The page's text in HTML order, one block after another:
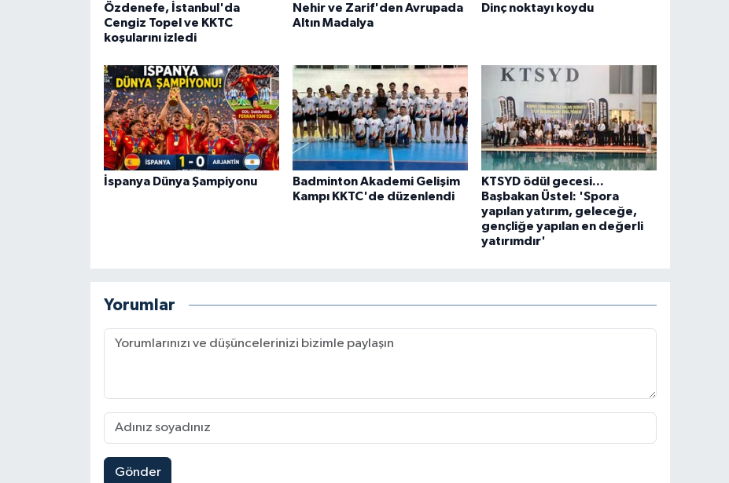
Özdenefe, İstanbul'da
Cengiz Topel ve KKTC
koşularını izledi
Nehir ve Zarif'den Avrupada
Altın Madalya
Dinç noktayı koydu
İspanya Dünya Şampiyonu
Badminton Akademi Gelişim
Kampı KKTC'de düzenlendi
KTSYD ödül gecesi...
Başbakan Üstel: 'Spora
yapılan yatırım, geleceğe,
gençliğe yapılan en değerli
yatırımdır'
Yorumlar
Gönder